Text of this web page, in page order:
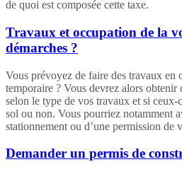
de quoi est composée cette taxe.
Travaux et occupation de la
démarches ?
Vous prévoyez de faire des travaux en
temporaire ? Vous devrez alors obtenir
selon le type de vos travaux et si
sol ou non. Vous pourriez notamment
stationnement ou d’une permission de
Demander un permis de